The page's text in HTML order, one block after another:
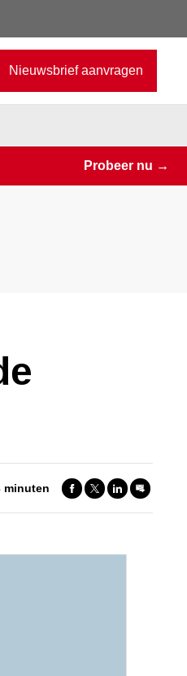
Nieuwsbrief aanvragen
Probeer nu →
minuten